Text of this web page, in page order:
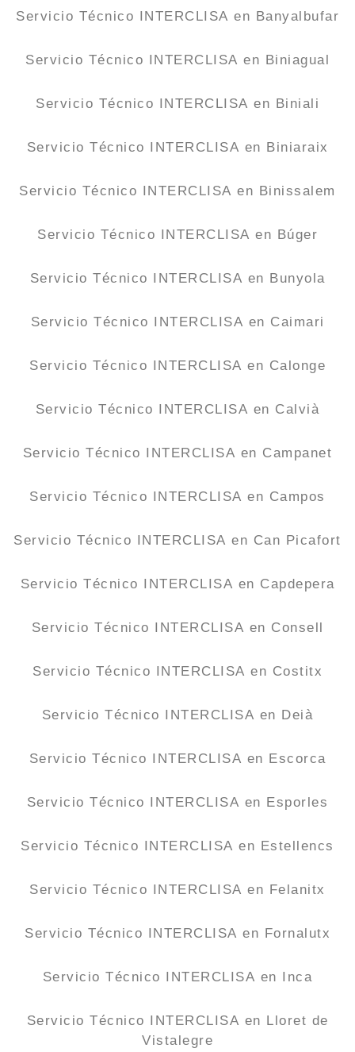
Servicio Técnico INTERCLISA en Banyalbufar
Servicio Técnico INTERCLISA en Biniagual
Servicio Técnico INTERCLISA en Biniali
Servicio Técnico INTERCLISA en Biniaraix
Servicio Técnico INTERCLISA en Binissalem
Servicio Técnico INTERCLISA en Búger
Servicio Técnico INTERCLISA en Bunyola
Servicio Técnico INTERCLISA en Caimari
Servicio Técnico INTERCLISA en Calonge
Servicio Técnico INTERCLISA en Calvià
Servicio Técnico INTERCLISA en Campanet
Servicio Técnico INTERCLISA en Campos
Servicio Técnico INTERCLISA en Can Picafort
Servicio Técnico INTERCLISA en Capdepera
Servicio Técnico INTERCLISA en Consell
Servicio Técnico INTERCLISA en Costitx
Servicio Técnico INTERCLISA en Deià
Servicio Técnico INTERCLISA en Escorca
Servicio Técnico INTERCLISA en Esporles
Servicio Técnico INTERCLISA en Estellencs
Servicio Técnico INTERCLISA en Felanitx
Servicio Técnico INTERCLISA en Fornalutx
Servicio Técnico INTERCLISA en Inca
Servicio Técnico INTERCLISA en Lloret de
Vistalegre